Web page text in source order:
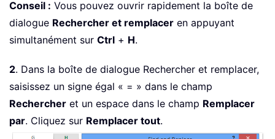
Conseil : Vous pouvez ouvrir rapidement la boîte de
dialogue Rechercher et remplacer en appuyant
simultanément sur Ctrl + H.
2. Dans la boîte de dialogue Rechercher et remplacer,
saisissez un signe égal « = » dans le champ
Rechercher et un espace dans le champ Remplacer
par. Cliquez sur Remplacer tout.